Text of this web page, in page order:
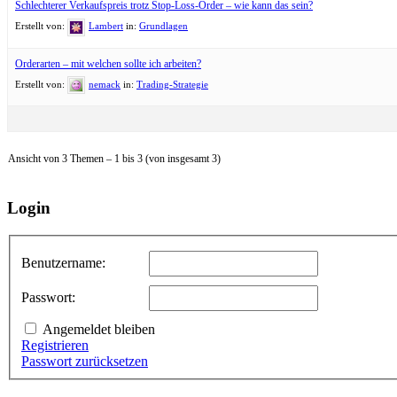
Schlechterer Verkaufspreis trotz Stop-Loss-Order – wie kann das sein?
Erstellt von: Lambert in: Grundlagen
Orderarten – mit welchen sollte ich arbeiten?
Erstellt von: nemack in: Trading-Strategie
Ansicht von 3 Themen – 1 bis 3 (von insgesamt 3)
Login
Benutzername:
Passwort:
Angemeldet bleiben
Registrieren
Passwort zurücksetzen